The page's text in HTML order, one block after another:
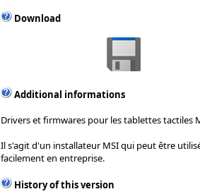
Download
Additional informations
Drivers et firmwares pour les tablettes tactiles
Il s'agit d'un installateur MSI qui peut être
facilement en entreprise.
History of this version